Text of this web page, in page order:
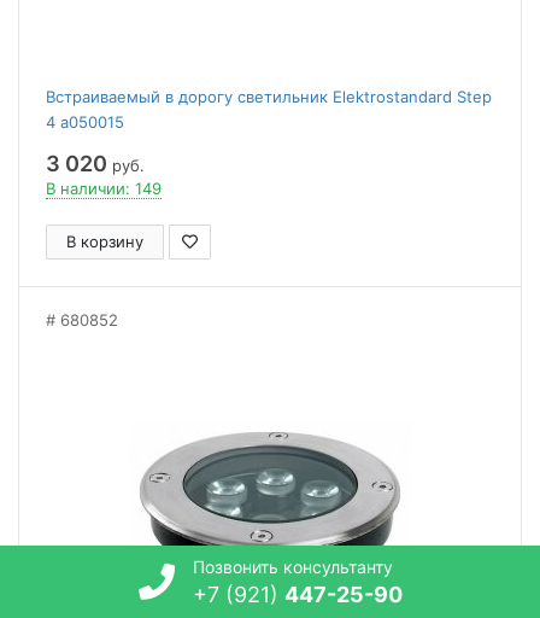
Встраиваемый в дорогу светильник Elektrostandard Step
4 a050015
3 020 руб.
В наличии: 149
В корзину
680852
Позвонить консультанту
+7 (921) 447-25-90